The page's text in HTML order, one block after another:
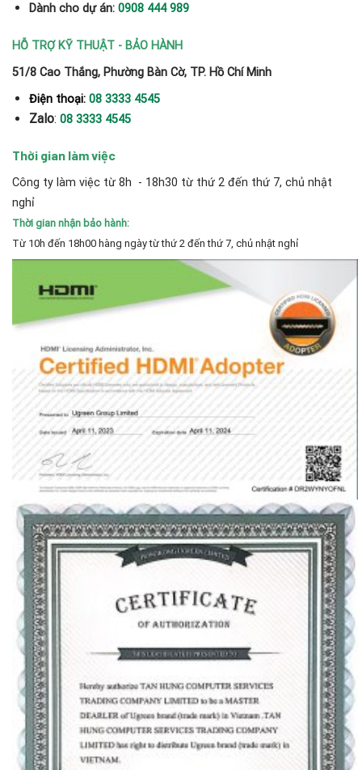
Dành cho dự án: 0908 444 989
HỖ TRỢ KỸ THUẬT - BẢO HÀNH
51/8 Cao Thắng, Phường Bàn Cờ, TP. Hồ Chí Minh
Điện thoại: 08 3333 4545
Zalo: 08 3333 4545
Thời gian làm việc
Công ty làm việc từ 8h - 18h30 từ thứ 2 đến thứ 7, chủ nhật
nghỉ
Thời gian nhận bảo hành:
Từ 10h đến 18h00 hàng ngày từ thứ 2 đến thứ 7, chủ nhật nghỉ